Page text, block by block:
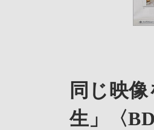
同じ映
生」〈